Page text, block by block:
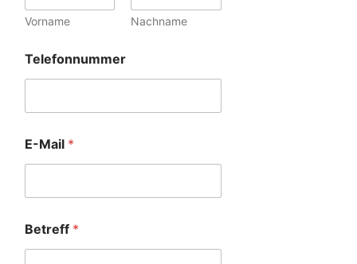
Vorname Nachname
Telefonnummer
E-Mail *
Betreff *